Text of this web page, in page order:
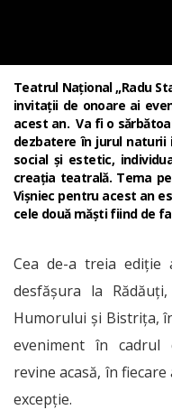
Teatrul Național „Radu
invitații de onoare ai
acest an. Va fi o
dezbatere în jurul
social şi estetic,
creaţia teatrală. Tema
Vișniec pentru acest an
cele două măşti fiind de
Cea de-a treia ediție
desfășura la
Humorului și Bistrița,
eveniment în cadrul
revine acasă, în
excepție.